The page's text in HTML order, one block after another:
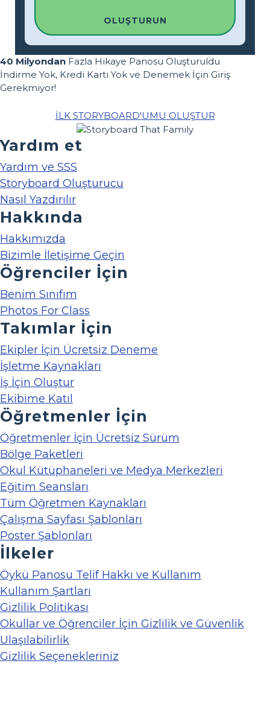
OLUŞTURUN
40 Milyondan Fazla Hikaye Panosu Oluşturuldu
İndirme Yok, Kredi Kartı Yok ve Denemek İçin Giriş
Gerekmiyor!
İLK STORYBOARD'UMU OLUŞTUR
Yardım et
Yardım ve SSS
Storyboard Oluşturucu
Nasıl Yazdırılır
Hakkında
Hakkımızda
Bizimle İletişime Geçin
Öğrenciler İçin
Benim Sınıfım
Photos For Class
Takımlar İçin
Ekipler İçin Ücretsiz Deneme
İşletme Kaynakları
İş İçin Oluştur
Ekibime Katıl
Öğretmenler İçin
Öğretmenler İçin Ücretsiz Sürüm
Bölge Paketleri
Okul Kütüphaneleri ve Medya Merkezleri
Eğitim Seansları
Tüm Öğretmen Kaynakları
Çalışma Sayfası Şablonları
Poster Şablonları
İlkeler
Öykü Panosu Telif Hakkı ve Kullanım
Kullanım Şartları
Gizlilik Politikası
Okullar ve Öğrenciler İçin Gizlilik ve Güvenlik
Ulaşılabilirlik
Gizlilik Seçenekleriniz